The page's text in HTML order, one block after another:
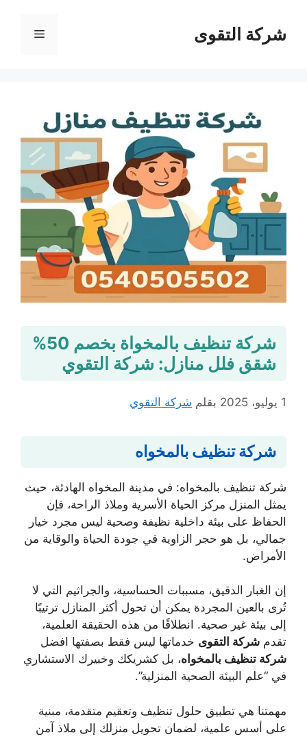
المحتوىشركة التقوى القائمة
شركة تنظيف بالمخواة بخصم 50%
شقق فلل منازل: شركة التقوي
1 يوليو، 2025 بقلم شركة التقوي
شركة تنظيف بالمخواه
شركة تنظيف بالمخواه: في مدينة المخواه الهادئة، حيث
يمثل المنزل مركز الحياة الأسرية وملاذ الراحة، فإن
الحفاظ على بيئة داخلية نظيفة وصحية ليس مجرد خيار
جمالي، بل هو حجر الزاوية في جودة الحياة والوقاية من
الأمراض.
إن الغبار الدقيق، مسببات الحساسية، والجراثيم التي لا
تُرى بالعين المجردة يمكن أن تحول أكثر المنازل ترتيبًا
إلى بيئة غير صحية. انطلاقًا من هذه الحقيقة العلمية،
تقدم شركة التقوى خدماتها ليس فقط بصفتها افضل
شركة تنظيف بالمخواه، بل كشريكك وخبيرك الاستشاري
في “علم البيئة الصحية المنزلية”.
مهمتنا هي تطبيق حلول تنظيف وتعقيم متقدمة، مبنية
على أسس علمية، لضمان تحويل منزلك إلى ملاذ آمن